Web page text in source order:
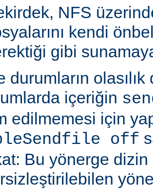
NFS
kendi
gibi
durumların
içeriğin
edilmemesi için
off
Bu yönerge